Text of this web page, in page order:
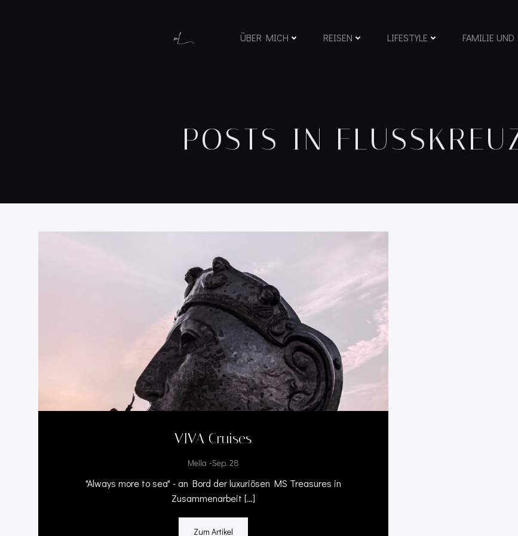
ÜBER MICH REISEN LIFESTYLE FAMILIE
POSTS IN
VIVA Cruises
Mella -Sep. 28
"Always more to sea" - an Bord der luxuriösen MS Treasures in
Zusammenarbeit […]
Zum Artikel